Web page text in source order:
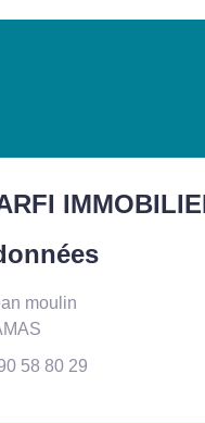
moulin
58 80 29